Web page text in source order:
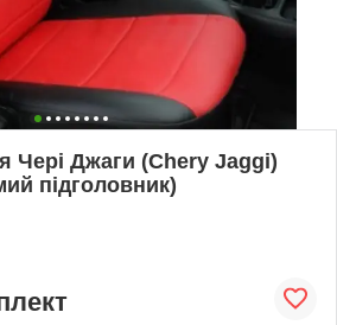
Чері Джаги (Chery Jaggi)
підголовник)